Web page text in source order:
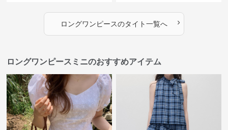
ロングワンピースのタイト一覧へ ›
ロングワンピースミニのおすすめアイテム